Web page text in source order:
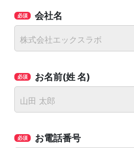
会社名
お名前(姓 名)
お電話番号